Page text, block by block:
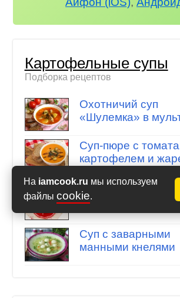
На iamcook.ru мы используем
файлы cookie.
Картофельные супы
Подборка рецептов
Охотничий суп
«Шулемка» в
Суп-пюре с
картофелем и
Картофельный
с чесноком и
Суп с заварными
манными кнелями